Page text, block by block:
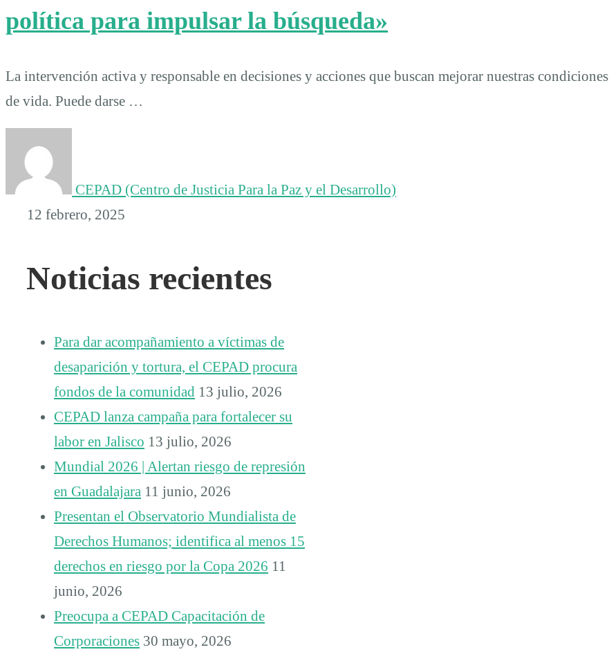
política para impulsar la búsqueda»
La intervención activa y responsable en decisiones y acciones que buscan mejorar nuestras condiciones
de vida. Puede darse …
CEPAD (Centro de Justicia Para la Paz y el Desarrollo)
12 febrero, 2025
Noticias recientes
Para dar acompañamiento a víctimas de
desaparición y tortura, el CEPAD procura
fondos de la comunidad 13 julio, 2026
CEPAD lanza campaña para fortalecer su
labor en Jalisco 13 julio, 2026
Mundial 2026 | Alertan riesgo de represión
en Guadalajara 11 junio, 2026
Presentan el Observatorio Mundialista de
Derechos Humanos; identifica al menos 15
derechos en riesgo por la Copa 2026 11
junio, 2026
Preocupa a CEPAD Capacitación de
Corporaciones 30 mayo, 2026